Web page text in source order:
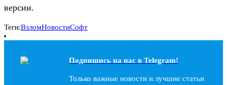
версии.
Теги:ВзломНовостиСофт
Подпишись на наc в Telegram!
Только важные новости и лучшие статьи